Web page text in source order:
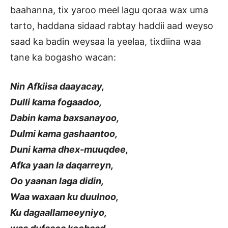
baahanna, tix yaroo meel lagu qoraa wax uma
tarto, haddana sidaad rabtay haddii aad weyso
saad ka badin weysaa la yeelaa, tixdiina waa
tane ka bogasho wacan:
Nin Afkiisa daayacay,
Dulli kama fogaadoo,
Dabin kama baxsanayoo,
Dulmi kama gashaantoo,
Duni kama dhex-muuqdee,
Afka yaan la daqarreyn,
Oo yaanan laga didin,
Waa waxaan ku duulnoo,
Ku dagaallameeyniyo,